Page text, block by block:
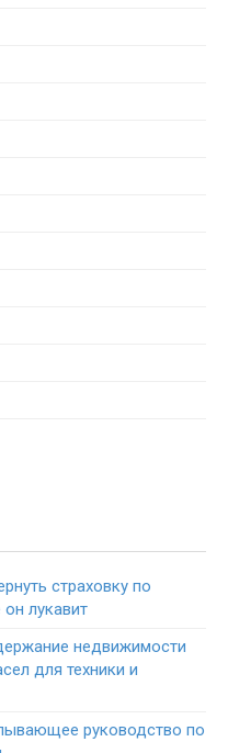
страховку по
лукавит
недвижимости
для техники и
руководство по